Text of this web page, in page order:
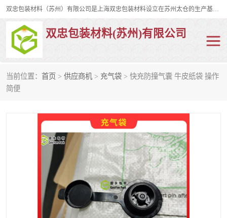
双忠包装材料（苏州）有限公司是上海双忠包装材料设立在苏州太仓的生产基地，占地约2万平米，产品主要有打孔缠绕膜，拉伸蜂窝纸，集装箱充气袋，滑托板，打包带，裹包网兜，防滑纸等箱体和托盘的运输和保护性包材。固永包材®，GooYon Pack®，是我们保护性包装材料的专属品牌。
双忠包装材料(苏州)有限公司
当前位置： 首页 > 供应商机 > 充气袋 > 快充防撞气囊 牛皮纸袋 操作
简便打孔缠绕膜
裹包网兜 纤维打包带
充气袋
缠绕膜
托盘裹包网兜
托盘捆绑带